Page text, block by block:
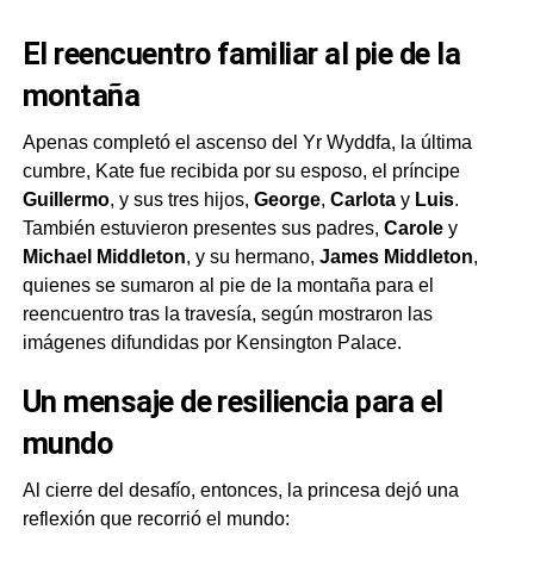
El reencuentro familiar al pie de la
montaña
Apenas completó el ascenso del Yr Wyddfa, la última
cumbre, Kate fue recibida por su esposo, el príncipe
Guillermo, y sus tres hijos, George, Carlotay Luis.
También estuvieron presentes sus padres, Caroley
Michael Middleton, y su hermano, James Middleton,
quienes se sumaron al pie de la montaña para el
reencuentro tras la travesía, según mostraron las
imágenes difundidas por Kensington Palace.
Un mensaje de resiliencia para el
mundo
Al cierre del desafío, entonces, la princesa dejó una
reflexión que recorrió el mundo: